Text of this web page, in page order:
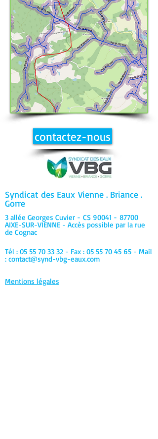
contactez-nous
Syndicat des EauxVienne . Briance .
Gorre
3 allée Georges Cuvier - CS 90041 - 87700
AIXE-SUR-VIENNE - Accès possible par la rue
de Cognac
Tél : 05 55 70 33 32 - Fax : 05 55 70 45 65 - Mail
: contact@synd-vbg-eaux.com
Mentions légales